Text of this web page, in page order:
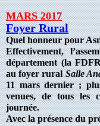
MARS 2017
Foyer Rural
Quel honneur pour
Effectivement,
département (la
au foyer ruralSalle
11 mars dernier ;
venues, de tous les
journée.
Avec la présence du